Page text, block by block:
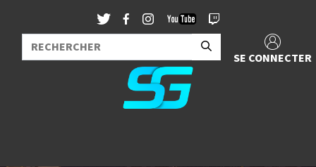
SE CONNECTER